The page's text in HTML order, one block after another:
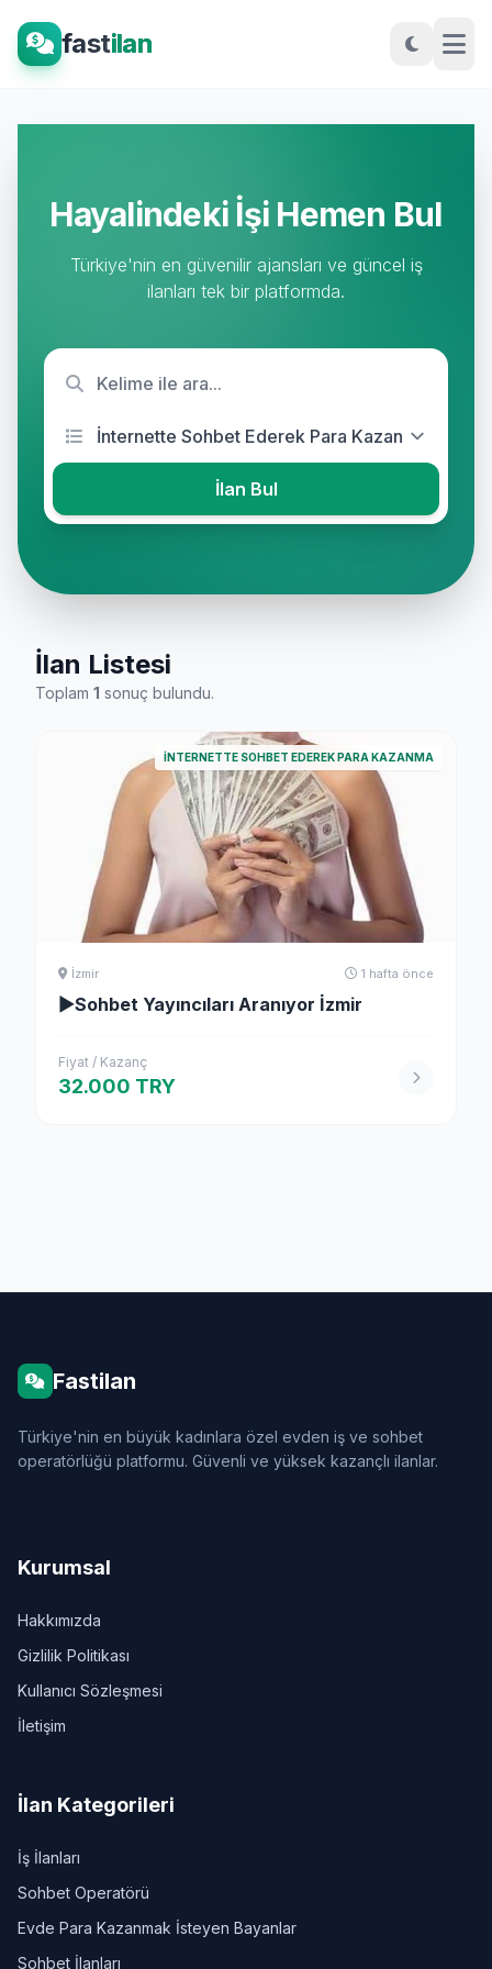
fastilan
Hayalindeki İşi Hemen Bul
Türkiye'nin en güvenilir ajansları ve güncel iş
ilanları tek bir platformda.
İlan Bul
İlan Listesi
Toplam 1 sonuç bulundu.
İNTERNETTE SOHBET EDEREK PARA KAZANMA
İzmir 1 hafta önce
▶Sohbet Yayıncıları Aranıyor İzmir
Fiyat / Kazanç
32.000 TRY
Fastilan
Türkiye'nin en büyük kadınlara özel evden iş ve sohbet
operatörlüğü platformu. Güvenli ve yüksek kazançlı ilanlar.
Kurumsal
Hakkımızda
Gizlilik Politikası
Kullanıcı Sözleşmesi
İletişim
İlan Kategorileri
İş İlanları
Sohbet Operatörü
Evde Para Kazanmak İsteyen Bayanlar
Sohbet İlanları